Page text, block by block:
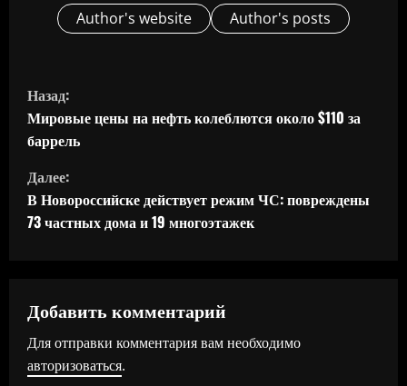
Author's website Author's posts
П
р
о
д
о
ж
и
Назад:
Мировые цены на нефть колеблются около $110 за
баррель
Далее:
В Новороссийске действует режим ЧС: повреждены
73 частных дома и 19 многоэтажек
Добавить комментарий
Для отправки комментария вам необходимо
авторизоваться.